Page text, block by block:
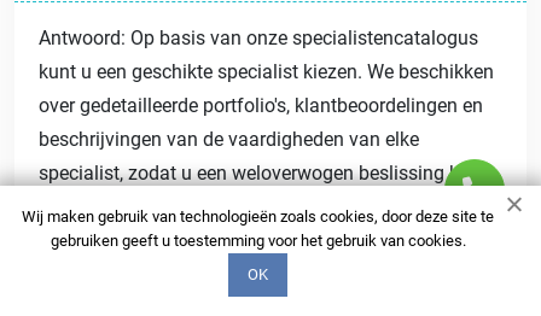
Antwoord: Op basis van onze specialistencatalogus
kunt u een geschikte specialist kiezen. We beschikken
over gedetailleerde portfolio's, klantbeoordelingen en
beschrijvingen van de vaardigheden van elke
specialist, zodat u een weloverwogen beslissing kunt
nemen.
Vraag: Wat is de deadline voor voltooiing van
Wij maken gebruik van technologieën zoals cookies, door deze site te
gebruiken geeft u toestemming voor het gebruik van cookies.
OK